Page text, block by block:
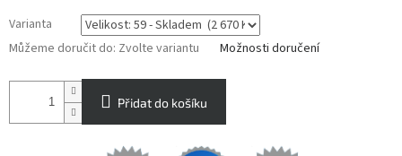
Varianta
Můžeme doručit do: Zvolte variantu Možnosti doručení
Přidat do košíku